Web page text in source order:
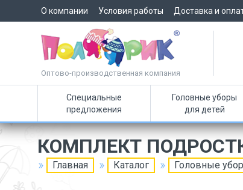
О компании Условия работы Доставка и
Оптово-производственная компания
Специальные
предложения
Головные уборы
для детей
КОМПЛЕКТ
Главная Каталог Головные